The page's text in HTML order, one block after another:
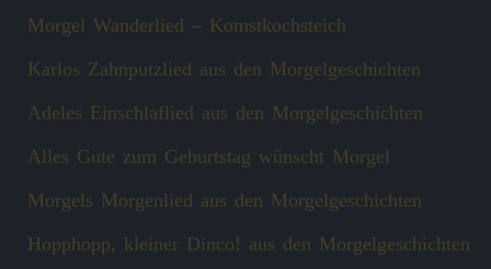
Morgel Wanderlied – Komstkochsteich
Karlos Zahnputzlied aus den Morgelgeschichten
Adeles Einschlaflied aus den Morgelgeschichten
Alles Gute zum Geburtstag wünscht Morgel
Morgels Morgenlied aus den Morgelgeschichten
Hopphopp, kleiner Dinco! aus den Morgelgeschichten